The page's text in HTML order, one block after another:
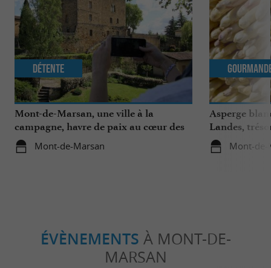
Mont-de-Marsan, une ville à la
campagne, havre de paix au cœur des
Landes
Mont-de-Marsan
Détente
Asperge
Landes,
région
Mont-de-
ÉVÈNEMENTS À MONT-DE-
MARSAN